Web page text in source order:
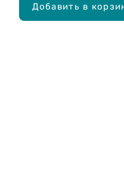
Добавить в